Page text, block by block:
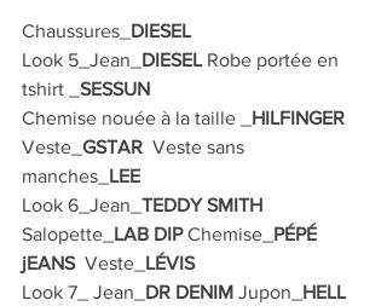
Chaussures_ DIESEL
Look 5_Jean_ DIESEL Robe portée en
tshirt _ SESSUN
Chemise nouée à la taille _ HILFINGER
Veste_ GSTAR Veste sans
manches_ LEE
Look 6_Jean_ TEDDY SMITH
Salopette_ LAB DIP Chemise_ PÉPÉ
jEANS Veste_ LÉVIS
Look 7_ Jean_ DR DENIM Jupon_ HELL